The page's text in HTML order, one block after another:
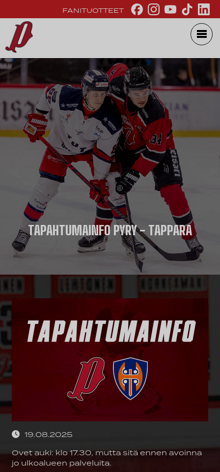
FANITUOTTEET
TAPAHTUMAINFO PYRY - TAPPARA
19.08.2025
Ovet auki: klo 17.30, mutta sitä ennen avoinna
jo ulkoalueen palveluita.